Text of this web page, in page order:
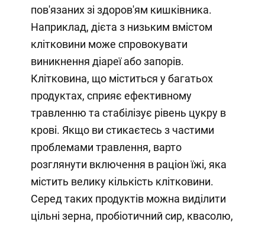
пов'язаних зі здоров'ям кишківника.
Наприклад, дієта з низьким вмістом
клітковини може спровокувати
виникнення діареї або запорів.
Клітковина, що міститься у багатьох
продуктах, сприяє ефективному
травленню та стабілізує рівень цукру в
крові. Якщо ви стикаєтесь з частими
проблемами травлення, варто
розглянути включення в раціон їжі, яка
містить велику кількість клітковини.
Серед таких продуктів можна виділити
цільні зерна, пробіотичний сир, квасолю,